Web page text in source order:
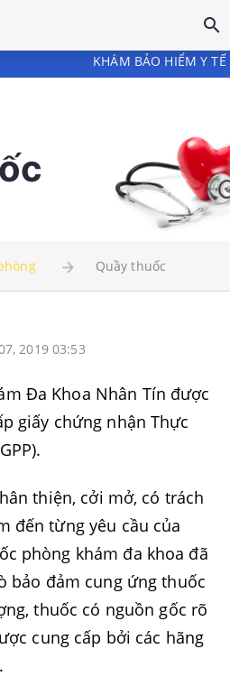
KHÁM BẢO HIỂM Y TẾ tại
Quầy thuốc
2019 03:53
Đa Khoa Nhân Tín được
giấy chứng nhận Thực
thiện, cởi mở, có trách
đến từng yêu cầu của
phòng khám đa khoa đã
bảo đảm cung ứng thuốc
thuốc có nguồn gốc rõ
cung cấp bởi các hãng